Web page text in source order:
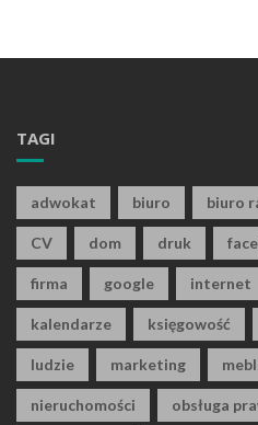
TAGI
adwokat biuro biuro
CV dom druk
firma google internet
kalendarze księgowość
ludzie marketing
nieruchomości obsługa